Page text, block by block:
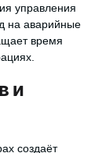
управления
на аварийные
время
и
создаёт